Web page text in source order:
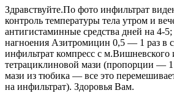
Здравствуйте.По фото инфильтрат
контроль температуры тела утром и
антигистаминные средства дней на 4-
нагноения Азитромицин 0,5 — 1 раз в
инфильтрат компресс с м.Вишневского
тетрациклиновой мази (пропорции — 1
мази из тюбика — все это
на инфильтрат). Здоровья Вам.